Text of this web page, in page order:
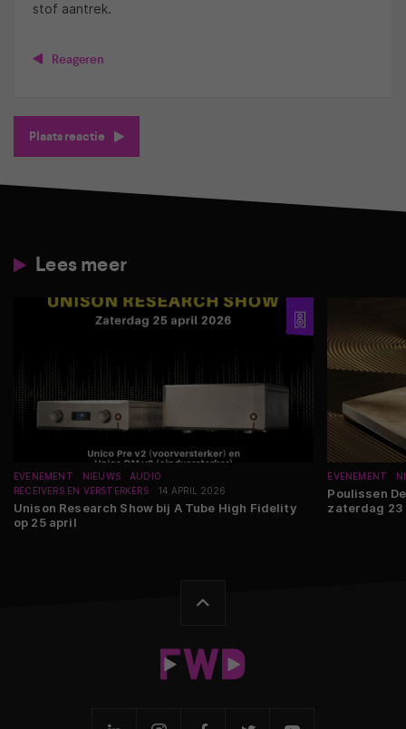
stof aantrek.
Reageren
Plaats reactie
Lees meer
EVENEMENT NIEUWS
AUDIO
RECEIVERS EN VERSTERKERS
14 APRIL 2026
Unison Research Show bij A Tube High Fidelity
op 25 april
EVENEMENT
Poulissen
zaterdag 23